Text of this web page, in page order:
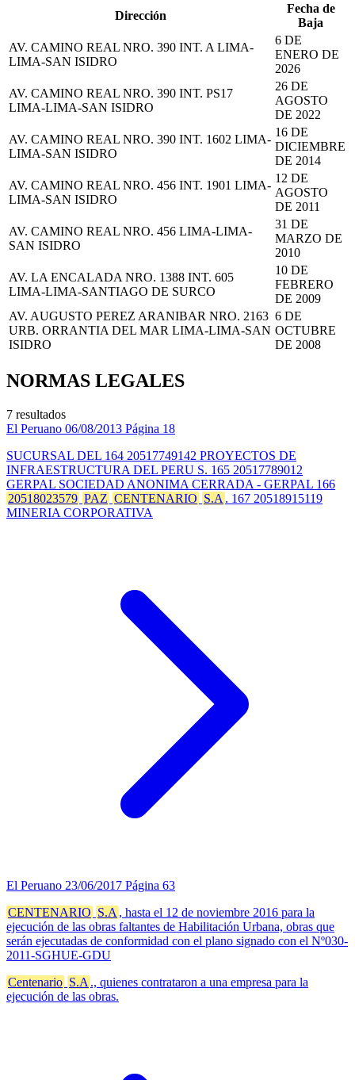
Dirección
Fecha de
Baja
AV. CAMINO REAL NRO. 390 INT. A LIMA-
LIMA-SAN ISIDRO
6 DE
ENERO DE
2026
AV. CAMINO REAL NRO. 390 INT. PS17
LIMA-LIMA-SAN ISIDRO
26 DE
AGOSTO
DE 2022
AV. CAMINO REAL NRO. 390 INT. 1602 LIMA-
LIMA-SAN ISIDRO
16 DE
DICIEMBRE
DE 2014
AV. CAMINO REAL NRO. 456 INT. 1901 LIMA-
LIMA-SAN ISIDRO
12 DE
AGOSTO
DE 2011
AV. CAMINO REAL NRO. 456 LIMA-LIMA-
SAN ISIDRO
31 DE
MARZO DE
2010
AV. LA ENCALADA NRO. 1388 INT. 605
LIMA-LIMA-SANTIAGO DE SURCO
10 DE
FEBRERO
DE 2009
AV. AUGUSTO PEREZ ARANIBAR NRO. 2163
URB. ORRANTIA DEL MAR LIMA-LIMA-SAN
ISIDRO
6 DE
OCTUBRE
DE 2008
NORMAS LEGALES
7 resultados
El Peruano 06/08/2013 Página 18
SUCURSAL DEL 164 20517749142 PROYECTOS DE
INFRAESTRUCTURA DEL PERU S. 165 20517789012
GERPAL SOCIEDAD ANONIMA CERRADA - GERPAL 166
20518023579 PAZ CENTENARIO S.A . 167 20518915119
MINERIA CORPORATIVA
El Peruano 23/06/2017 Página 63
CENTENARIO S.A , hasta el 12 de noviembre 2016 para la
ejecución de las obras faltantes de Habilitación Urbana, obras que
serán ejecutadas de conformidad con el plano signado con el Nº030-
2011-SGHUE-GDU
Centenario S.A ., quienes contrataron a una empresa para la
ejecución de las obras.